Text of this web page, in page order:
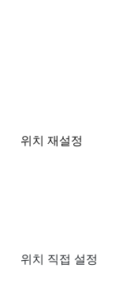
위치 재설정
위치 직접 설정